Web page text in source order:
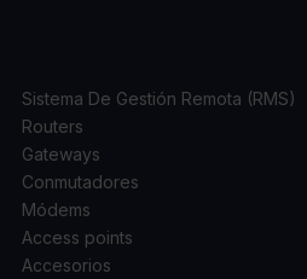
Sistema De Gestión Remota (RMS)
Routers
Gateways
Conmutadores
Módems
Access points
Accesorios